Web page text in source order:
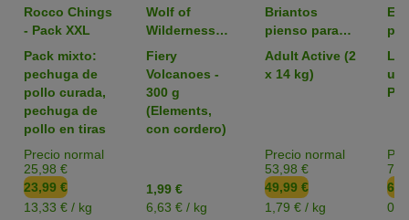
Rocco Chings
- Pack XXL
Pack mixto:
pechuga de
pollo curada,
pechuga de
pollo en tiras
Precio normal
25,98 €
23,99 €
13,33 € / kg
Wolf of
Wilderness
pienso para
perros -
Formato de
prueba
Fiery
Volcanoes -
300 g
(Elements,
con cordero)
1,99 €
6,63 € / kg
Briantos
pienso para
perros - Pack
Ahorro
Adult Active (2
x 14 kg)
Precio normal
53,98 €
49,99 €
1,79 € / kg
L: